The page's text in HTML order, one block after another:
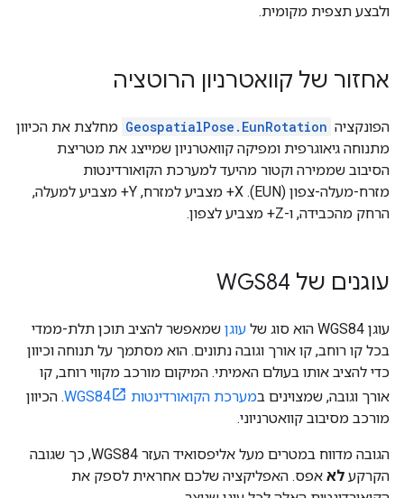
ולבצע תצפית מקומית.
אחזור של קוואטרניון הרוטציה
הפונקציה GeospatialPose.EunRotation מחלצת את הכיוון
מתנוחה גיאוגרפית ומפיקה קוואטרניון שמייצג את מטריצת
הסיבוב שממירה וקטור מהיעד למערכת הקואורדינטות
מזרח-מעלה-צפון (EUN). X+ מצביע למזרח, Y+ מצביע למעלה,
הרחק מהכבידה, ו-Z+ מצביע לצפון.
עוגנים של WGS84
עוגן WGS84 הוא סוג של עוגן שמאפשר להציב תוכן תלת-ממדי
בכל קו רוחב, קו אורך וגובה נתונים. הוא מסתמך על תנוחה וכיוון
כדי להציב אותו בעולם האמיתי. המיקום מורכב מקווי רוחב, קו
אורך וגובה, שמצוינים במערכת הקואורדינטות WGS84
. הכיוון
מורכב מסיבוב קוואטרניוני.
הגובה מדווח במטרים מעל אליפסואיד העזר WGS84, כך שגובה
הקרקע לא אפס. האפליקציה שלכם אחראית לספק את